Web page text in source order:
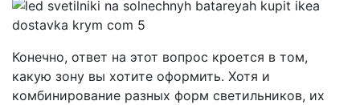
Конечно, ответ на этот вопрос кроется в том,
какую зону вы хотите оформить. Хотя и
комбинирование разных форм светильников, их